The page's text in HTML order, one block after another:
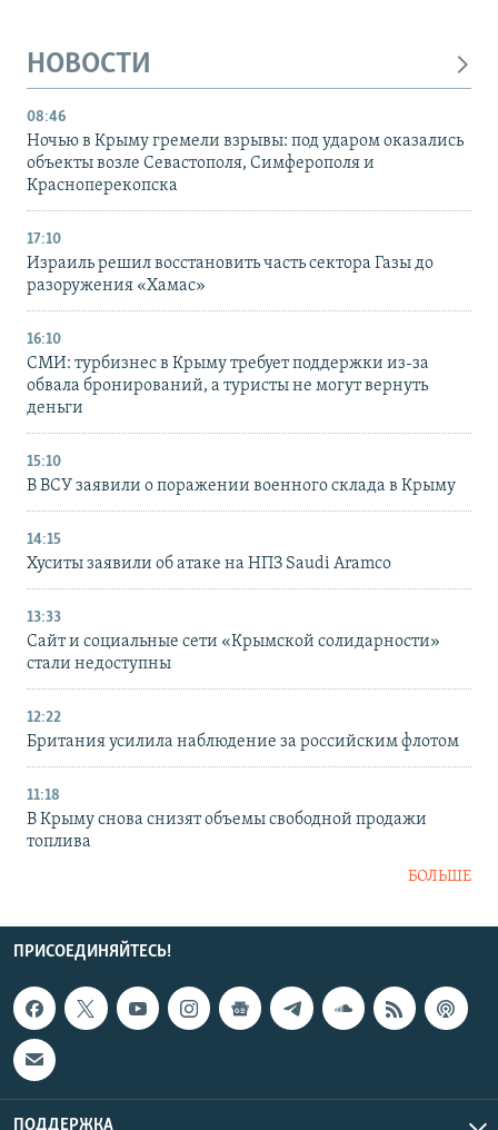
НОВОСТИ
08:46
Ночью в Крыму гремели взрывы: под ударом оказались
объекты возле Севастополя, Симферополя и
Красноперекопска
17:10
Израиль решил восстановить часть сектора Газы до
разоружения «Хамас»
16:10
СМИ: турбизнес в Крыму требует поддержки из-за
обвала бронирований, а туристы не могут вернуть
деньги
15:10
В ВСУ заявили о поражении военного склада в Крыму
14:15
Хуситы заявили об атаке на НПЗ Saudi Aramco
13:33
Сайт и социальные сети «Крымской солидарности»
стали недоступны
12:22
Британия усилила наблюдение за российским флотом
11:18
В Крыму снова снизят объемы свободной продажи
топлива
БОЛЬШЕ
ПРИСОЕДИНЯЙТЕСЬ!
ПОДДЕРЖКА